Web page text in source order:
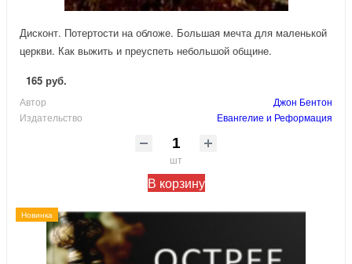
Дисконт. Потертости на обложе. Большая мечта для маленькой
церкви. Как выжить и преуспеть небольшой общине.
165 руб.
Автор
Джон Бентон
Издательство
Евангелие и Реформация
шт
В корзину
Новинка